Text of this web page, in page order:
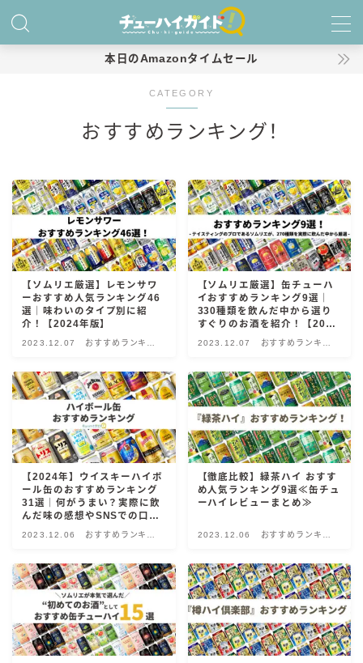
おすすめランキング！
商品レビュー
キリン
氷結
氷結 無糖
麒麟 発酵サワー
麹レモンサワー
本搾り
スミノフ セルツァー
サントリー
ー196℃ ストロングゼロ
ー196℃ 瞬間凍結
CRAFT－196℃
こだわり酒場
ほろよい
BAR Pomum（バー・ポームム）
本日のAmazonタイムセール
CATEGORY
おすすめランキング！
【ソムリエ厳選】レモンサワ
ーおすすめ人気ランキング46
選｜味わいのタイプ別に紹
介！【2024年版】
2023.12.07
おすすめランキン
【ソムリエ厳選】缶チューハ
イおすすめランキング9選｜
330種類を飲んだ中から選り
すぐりのお酒を紹介！【2024
2023.12.07
おすすめランキン
【2024年】ウイスキーハイボ
ール缶のおすすめランキング
31選｜何がうまい？実際に飲
んだ味の感想やSNSでの口コ
ミ・評判を総まとめ！
2023.12.06
おすすめランキン
【徹底比較】緑茶ハイ おすす
め人気ランキング9選≪缶チュ
ーハイレビューまとめ≫
2023.12.06
おすすめランキン